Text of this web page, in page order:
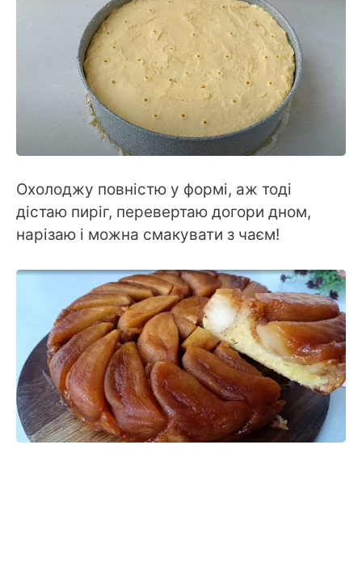
Охолоджу повністю у формі, аж тоді
дістаю пиріг, перевертаю догори дном,
нарізаю і можна смакувати з чаєм!